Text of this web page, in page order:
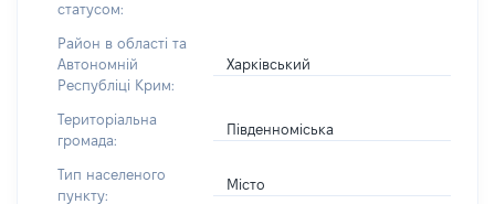
статусом:
Район в області та
Автономній
Республіці Крим:
Харківський
Територіальна
громада:
Південноміська
Тип населеного
пункту:
Місто